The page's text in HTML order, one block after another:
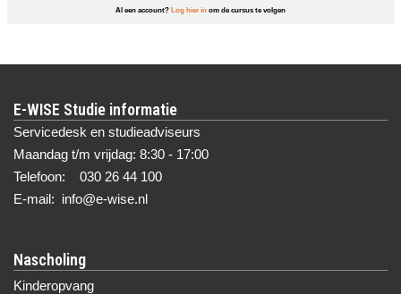
Al een account? Log hier in om de cursus te volgen
E-WISE Studie informatie
Servicedesk en studieadviseurs
Maandag t/m vrijdag: 8:30 - 17:00
Telefoon: 030 26 44 100
E-mail: info@e-wise.nl
Nascholing
Kinderopvang